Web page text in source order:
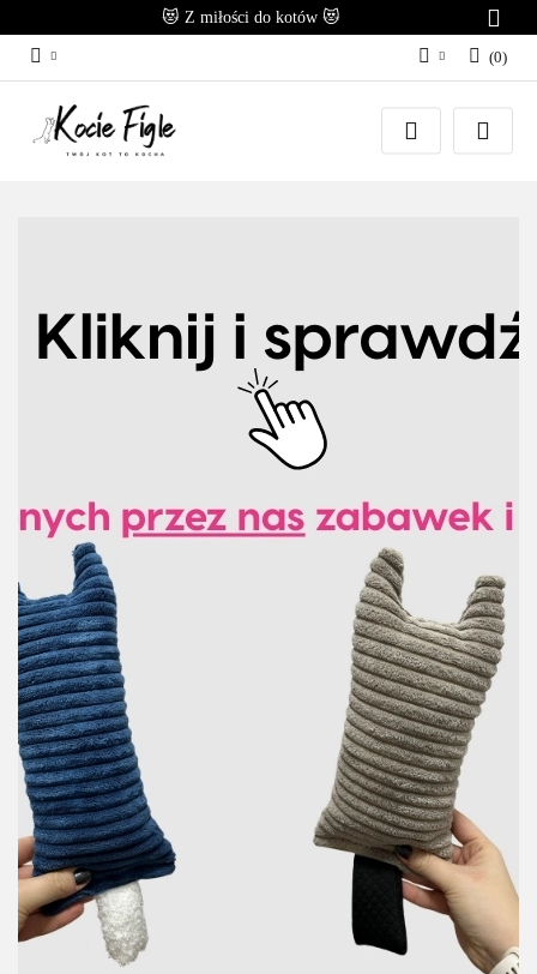
😻 Z miłości do kotów 😻
Zaloguj się
Załóż konto
(0)